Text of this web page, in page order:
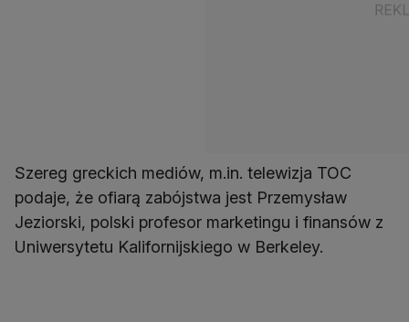
Szereg greckich mediów, m.in. telewizja TOC
podaje, że ofiarą zabójstwa jest Przemysław
Jeziorski, polski profesor marketingu i finansów z
Uniwersytetu Kalifornijskiego w Berkeley.